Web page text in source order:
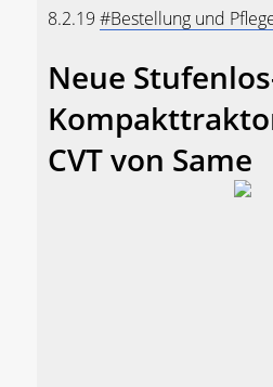
8.2.19 #Bestellung und
Neue
CVT von Same